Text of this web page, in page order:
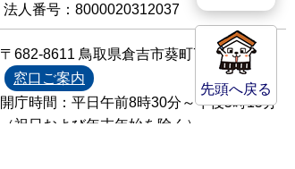
先頭へ戻る
法人番号：8000020312037
〒682-8611 鳥取県倉吉市葵町722
窓口ご案内
開庁時間：平日午前8時30分～午後5時15分
（祝日および年末年始を除く）